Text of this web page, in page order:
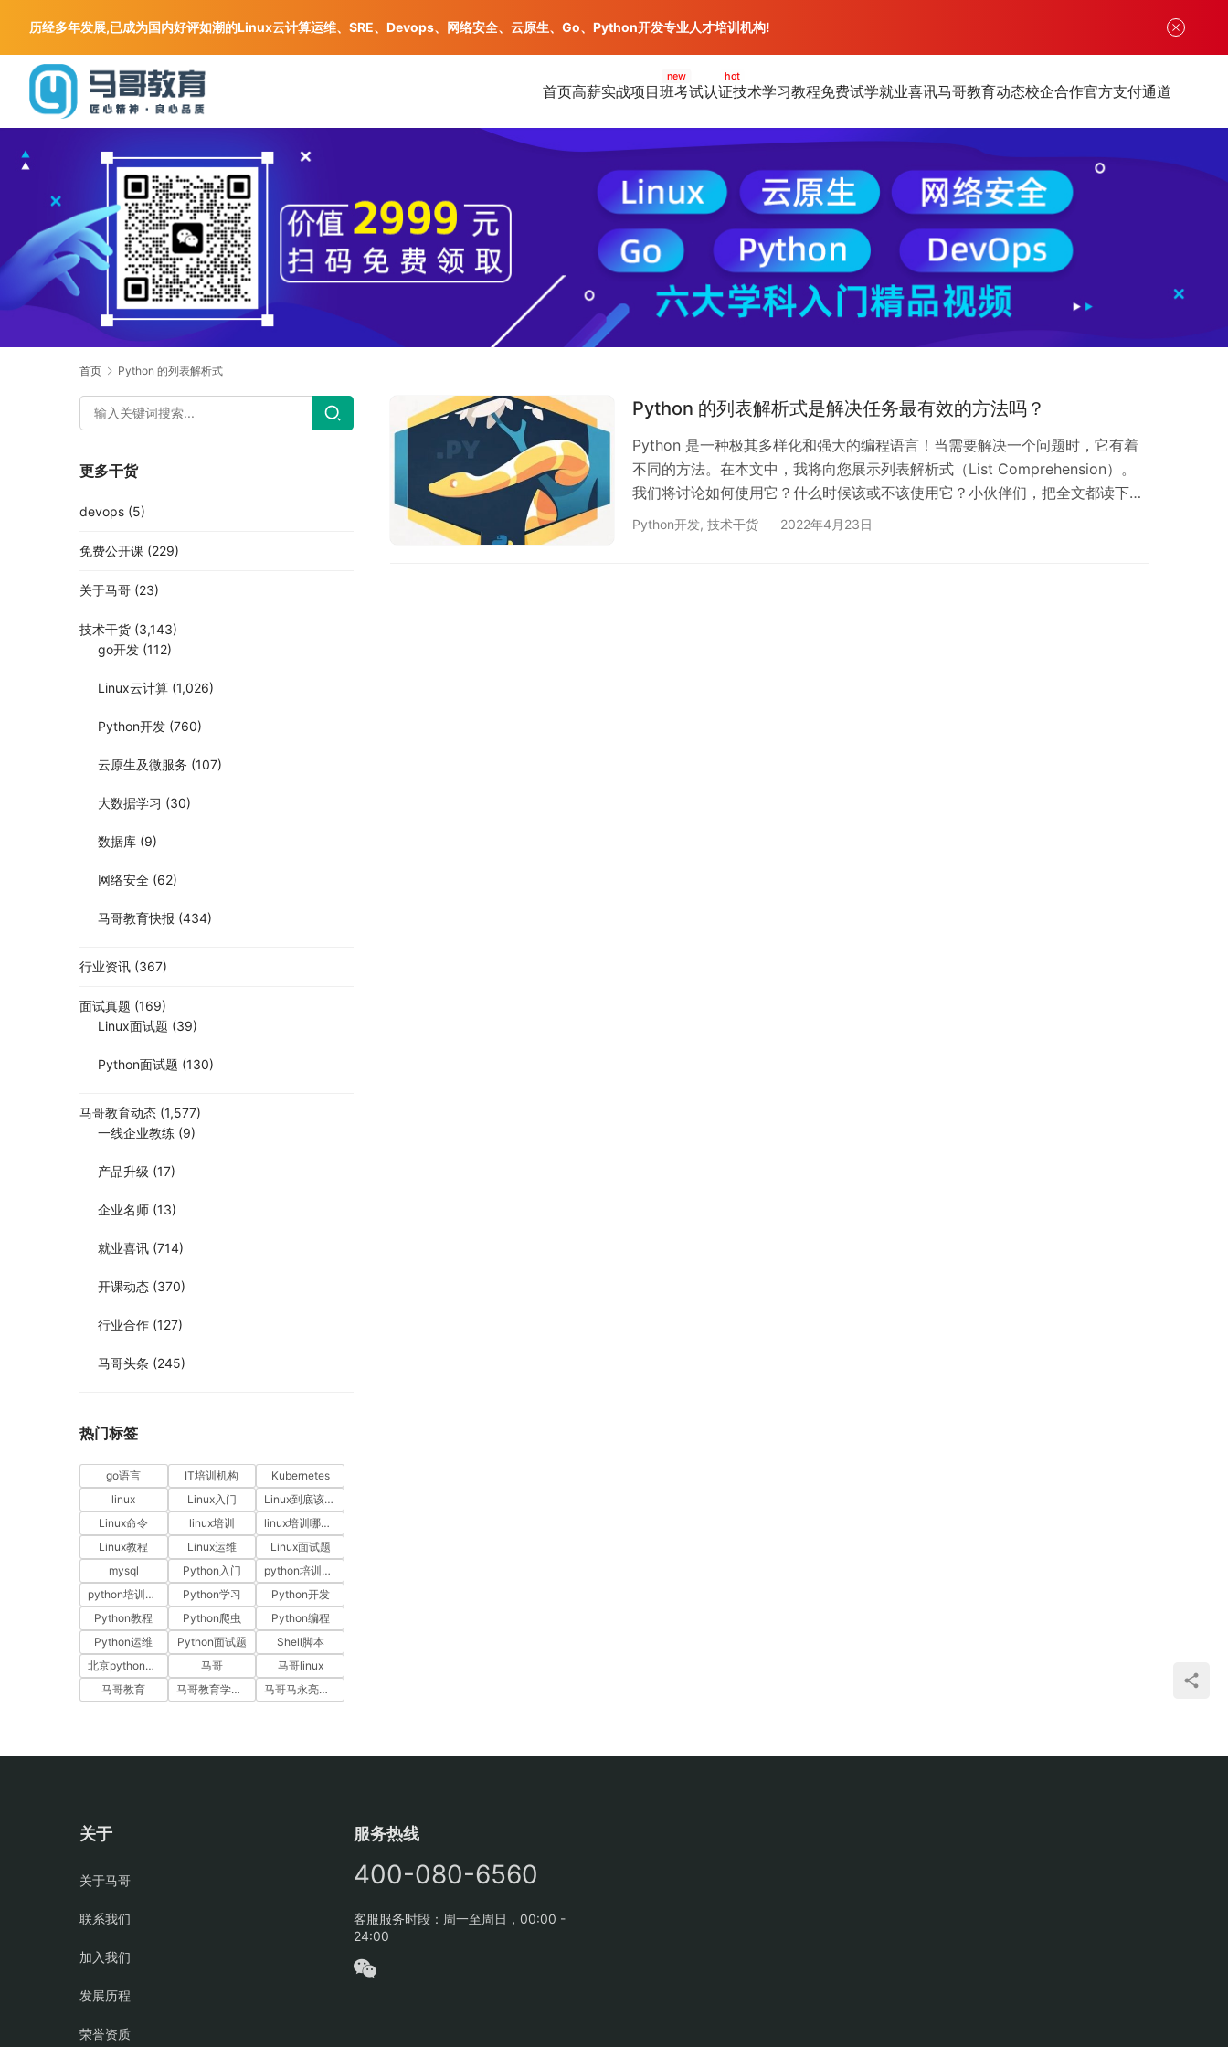
首页高薪实战项目班
new
考试认证
hot
技术学习教程免费试学就业喜讯马哥教育动态校企合作官方支付通道
首页 Python 的列表解析式
Python 的列表解析式是解决任务最有效的方法吗？
Python 是一种极其多样化和强大的编程语言！当需要解决一个问题时，它有着
不同的方法。在本文中，我将向您展示列表解析式（List Comprehension）。
我们将讨论如何使用它？什么时候该或不该使用它？小伙伴们，把全文都读下来
把！ 列表解析式的优势 比循环更节省时间和空间。 需要更少的代码行。 可将迭
Python开发, 技术干货 2022年4月23日
更多干货
devops (5)
免费公开课 (229)
关于马哥 (23)
技术干货 (3,143)
go开发 (112)
Linux云计算 (1,026)
Python开发 (760)
云原生及微服务 (107)
大数据学习 (30)
数据库 (9)
网络安全 (62)
马哥教育快报 (434)
行业资讯 (367)
面试真题 (169)
Linux面试题 (39)
Python面试题 (130)
马哥教育动态 (1,577)
一线企业教练 (9)
产品升级 (17)
企业名师 (13)
就业喜讯 (714)
开课动态 (370)
行业合作 (127)
马哥头条 (245)
热门标签
go语言 IT培训机构
Kubernetes
linux
Linux入门
Linux到底该怎样学？
Linux命令
linux培训
linux培训哪家好
Linux教程
Linux运维
Linux面试题
mysql
Python入门
python培训哪家好
python培训排名
Python学习
Python开发
Python教程
Python爬虫
Python编程
Python运维
Python面试题
Shell脚本
北京python培训
马哥
马哥linux
马哥教育
马哥教育学员故事 马哥马永亮，马哥linux讲师，马哥教育ceo
关于
关于马哥
联系我们
加入我们
发展历程
荣誉资质
服务热线
400-080-6560
客服服务时段：周一至周日，00:00 -
24:00
历经多年发展,已成为国内好评如潮的Linux云计算运维、SRE、Devops、网络安全、云原生、Go、Python开发专业人才培训机构!